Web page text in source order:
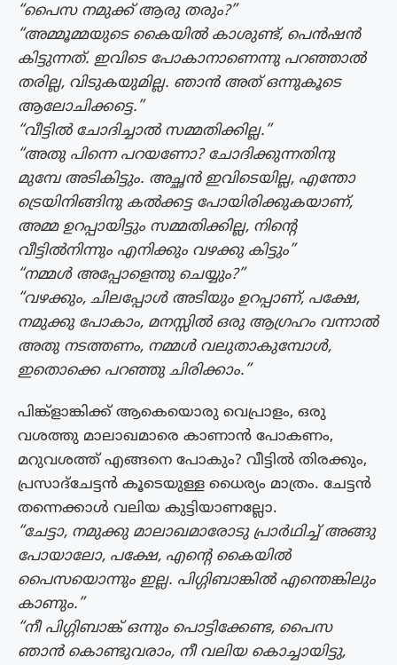
“പൈസ നമുക്ക് ആരു തരും?”
“അമ്മൂമ്മയുടെ കൈയില്‍ കാശുണ്ട്, പെന്‍ഷന്‍
കിട്ടുന്നത്. ഇവിടെ പോകാനാണെന്നു പറഞ്ഞാല്‍
തരില്ല, വിടുകയുമില്ല. ഞാന്‍ അത് ഒന്നുകൂടെ
ആലോചിക്കട്ടെ.”
“വീട്ടില്‍ ചോദിച്ചാല്‍ സമ്മതിക്കില്ല.”
“അതു പിന്നെ പറയണോ? ചോദിക്കുന്നതിനു
മുമ്പേ അടികിട്ടും. അച്ഛന്‍ ഇവിടെയില്ല, എന്തോ
ട്രെയിനിങ്ങിനു കല്‍ക്കട്ട പോയിരിക്കുകയാണ്,
അമ്മ ഉറപ്പായിട്ടും സമ്മതിക്കില്ല, നിന്‍റെ
വീട്ടില്‍നിന്നും എനിക്കും വഴക്കു കിട്ടും”
“നമ്മള്‍ അപ്പോളെന്തു ചെയ്യും?”
“വഴക്കും, ചിലപ്പോള്‍ അടിയും ഉറപ്പാണ്, പക്ഷേ,
നമുക്കു പോകാം, മനസ്സില്‍ ഒരു ആഗ്രഹം വന്നാല്‍
അതു നടത്തണം, നമ്മള്‍ വലുതാകുമ്പോള്‍,
ഇതൊക്കെ പറഞ്ഞു ചിരിക്കാം.”
പിങ്ക്ളാങ്കിക്ക് ആകെയൊരു വെപ്രാളം, ഒരു
വശത്തു മാലാഖമാരെ കാണാന്‍ പോകണം,
മറുവശത്ത് എങ്ങനെ പോകും? വീട്ടില്‍ തിരക്കും,
പ്രസാദ്ചേട്ടന്‍ കൂടെയുള്ള ധൈര്യം മാത്രം. ചേട്ടന്‍
തന്നെക്കാള്‍ വലിയ കുട്ടിയാണല്ലോ.
“ചേട്ടാ, നമുക്കു മാലാഖമാരോടു പ്രാര്‍ഥിച്ച് അങ്ങു
പോയാലോ, പക്ഷേ, എന്‍റെ കൈയില്‍
പൈസയൊന്നും ഇല്ല. പിഗ്ഗിബാങ്കില്‍ എന്തെങ്കിലും
കാണും.”
“നീ പിഗ്ഗിബാങ്ക് ഒന്നും പൊട്ടിക്കേണ്ട, പൈസ
ഞാന്‍ കൊണ്ടുവരാം, നീ വലിയ കൊച്ചായിട്ടു,